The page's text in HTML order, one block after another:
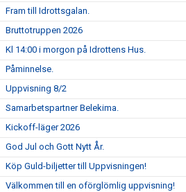
Fram till Idrottsgalan.
Bruttotruppen 2026
Kl 14:00 i morgon på Idrottens Hus.
Påminnelse.
Uppvisning 8/2
Samarbetspartner Belekima.
Kickoff-läger 2026
God Jul och Gott Nytt År.
Köp Guld-biljetter till Uppvisningen!
Välkommen till en oförglömlig uppvisning!